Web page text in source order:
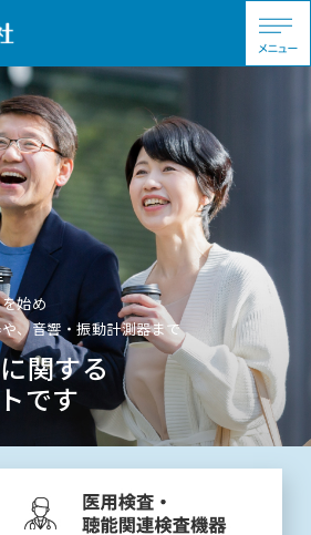
始め
、音響・振動計測器まで
関する
です